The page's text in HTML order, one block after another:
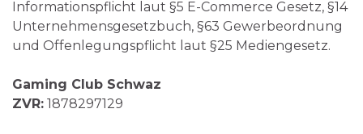
Informationspflicht laut §5 E-Commerce Gesetz, §14
Unternehmensgesetzbuch, §63 Gewerbeordnung
und Offenlegungspflicht laut §25 Mediengesetz.
Gaming Club Schwaz
ZVR: 1878297129